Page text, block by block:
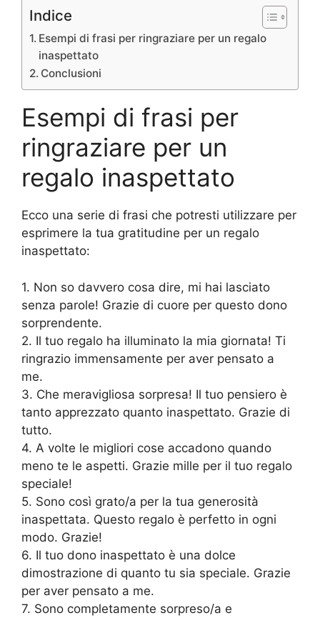
Indice
Esempi di frasi per ringraziare per un regalo
inaspettato
Conclusioni
Esempi di frasi per
ringraziare per un
regalo inaspettato
Ecco una serie di frasi che potresti utilizzare per
esprimere la tua gratitudine per un regalo
inaspettato:
1. Non so davvero cosa dire, mi hai lasciato
senza parole! Grazie di cuore per questo dono
sorprendente.
2. Il tuo regalo ha illuminato la mia giornata! Ti
ringrazio immensamente per aver pensato a
me.
3. Che meravigliosa sorpresa! Il tuo pensiero è
tanto apprezzato quanto inaspettato. Grazie di
tutto.
4. A volte le migliori cose accadono quando
meno te le aspetti. Grazie mille per il tuo regalo
speciale!
5. Sono così grato/a per la tua generosità
inaspettata. Questo regalo è perfetto in ogni
modo. Grazie!
6. Il tuo dono inaspettato è una dolce
dimostrazione di quanto tu sia speciale. Grazie
per aver pensato a me.
7. Sono completamente sorpreso/a e